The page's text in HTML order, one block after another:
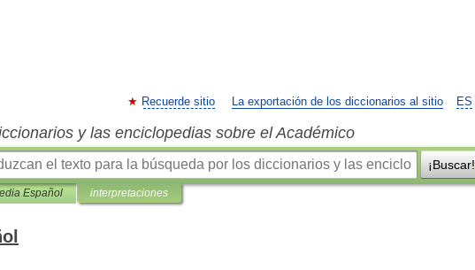
ES
Recuerde sitio La exportación de los diccionarios al sitio
y las enciclopedias sobre el Académico
¡Buscar!
Español interpretaciones